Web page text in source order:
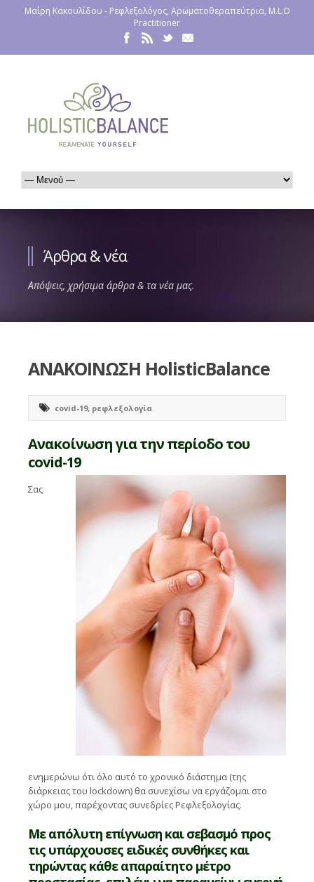
Μαίρη Κακουλίδου - Ρεφλεξολόγος, Αρωματοθεραπεύτρια, M.L.D
Practitioner
Άρθρα & νέα
Απόψεις, χρήσιμα άρθρα & τα νέα μας.
ΑΝΑΚΟΙΝΩΣΗ HolisticBalance
covid-19, ρεφλεξολογία
Ανακοίνωση για την περίοδο του
covid-19
Σας
ενημερώνω ότι όλο αυτό το χρονικό διάστημα (της
διάρκειας του lockdown) θα συνεχίσω να εργάζομαι στο
χώρο μου, παρέχοντας συνεδρίες Ρεφλεξολογίας.
Με απόλυτη επίγνωση και σεβασμό προς
τις υπάρχουσες ειδικές συνθήκες και
τηρώντας κάθε απαραίτητο μέτρο